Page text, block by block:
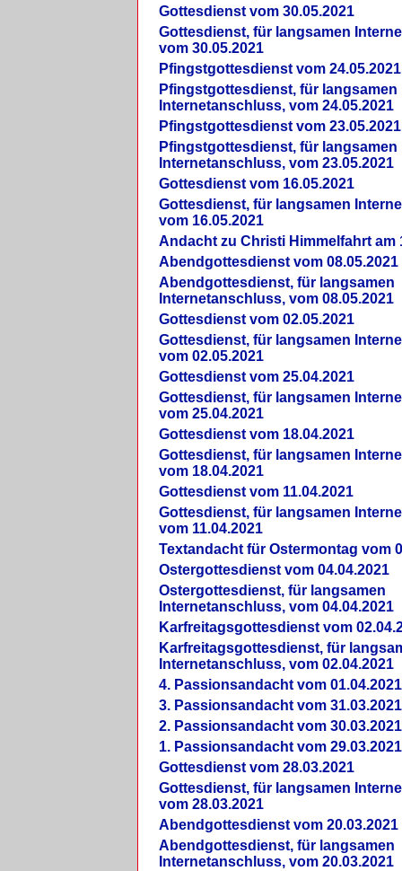
Gottesdienst vom 30.05.2021
Gottesdienst, für langsamen
vom 30.05.2021
Pfingstgottesdienst vom 24.05.2021
Pfingstgottesdienst, für langsamen
Internetanschluss, vom 24.05.2021
Pfingstgottesdienst vom 23.05.2021
Pfingstgottesdienst, für langsamen
Internetanschluss, vom 23.05.2021
Gottesdienst vom 16.05.2021
Gottesdienst, für langsamen
vom 16.05.2021
Andacht zu Christi Himmelfahrt am
Abendgottesdienst vom 08.05.2021
Abendgottesdienst, für langsamen
Internetanschluss, vom 08.05.2021
Gottesdienst vom 02.05.2021
Gottesdienst, für langsamen
vom 02.05.2021
Gottesdienst vom 25.04.2021
Gottesdienst, für langsamen
vom 25.04.2021
Gottesdienst vom 18.04.2021
Gottesdienst, für langsamen
vom 18.04.2021
Gottesdienst vom 11.04.2021
Gottesdienst, für langsamen
vom 11.04.2021
Textandacht für Ostermontag vom
Ostergottesdienst vom 04.04.2021
Ostergottesdienst, für langsamen
Internetanschluss, vom 04.04.2021
Karfreitagsgottesdienst vom
Karfreitagsgottesdienst, für
Internetanschluss, vom 02.04.2021
4. Passionsandacht vom 01.04.2021
3. Passionsandacht vom 31.03.2021
2. Passionsandacht vom 30.03.2021
1. Passionsandacht vom 29.03.2021
Gottesdienst vom 28.03.2021
Gottesdienst, für langsamen
vom 28.03.2021
Abendgottesdienst vom 20.03.2021
Abendgottesdienst, für langsamen
Internetanschluss, vom 20.03.2021